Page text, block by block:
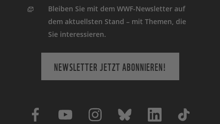
Bleiben Sie mit dem WWF-Newsletter auf
dem aktuellsten Stand – mit Themen, die
Sie interessieren.
NEWSLETTER JETZT ABONNIEREN!